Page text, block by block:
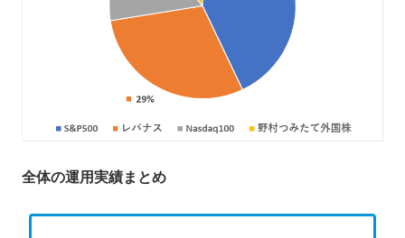
全体の運用実績まとめ